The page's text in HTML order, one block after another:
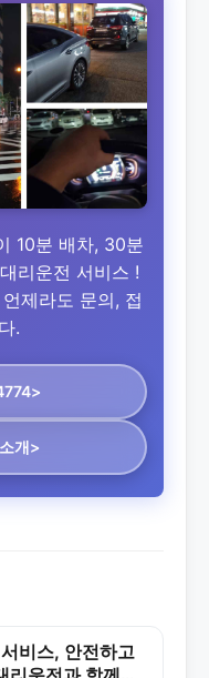
10분 배차, 30분
리운전 서비스 !
제라도 문의, 접
.
개>
비스, 안전하고